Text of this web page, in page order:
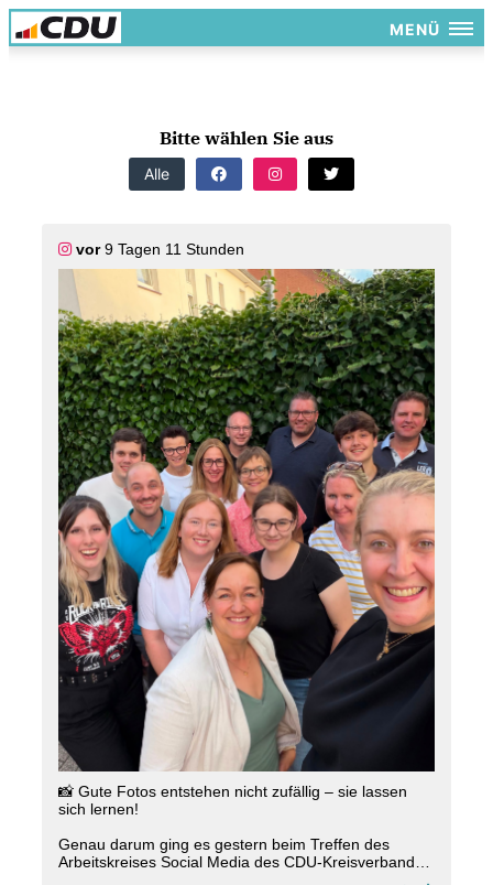
MENÜ
Bitte wählen Sie aus
Alle
vor9 Tagen 11 Stunden
📸 Gute Fotos entstehen nicht zufällig – sie lassen
sich lernen!
Genau darum ging es gestern beim Treffen des
Arbeitskreises Social Media des CDU-Kreisverbandes